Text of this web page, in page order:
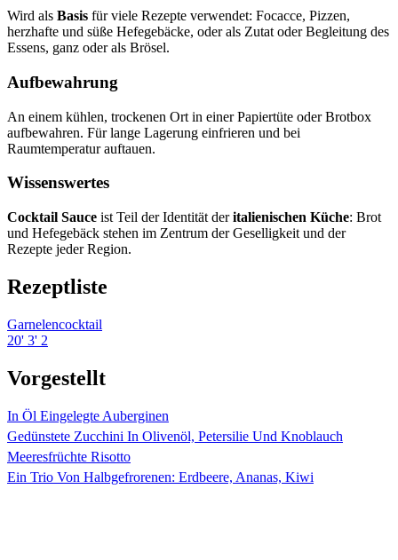
Wird als Basis für viele Rezepte verwendet: Focacce, Pizzen,
herzhafte und süße Hefegebäcke, oder als Zutat oder Begleitung des
Essens, ganz oder als Brösel.
Aufbewahrung
An einem kühlen, trockenen Ort in einer Papiertüte oder Brotbox
aufbewahren. Für lange Lagerung einfrieren und bei
Raumtemperatur auftauen.
Wissenswertes
Cocktail Sauce ist Teil der Identität deritalienischen Küche: Brot
und Hefegebäck stehen im Zentrum der Geselligkeit und der
Rezepte jeder Region.
Rezeptliste
Garnelencocktail
20' 3' 2
Vorgestellt
In Öl Eingelegte Auberginen
Gedünstete Zucchini In Olivenöl, Petersilie Und Knoblauch
Meeresfrüchte Risotto
Ein Trio Von Halbgefrorenen: Erdbeere, Ananas, Kiwi